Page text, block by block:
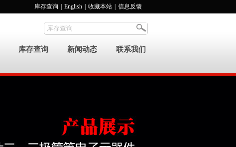
库存查询 English 收藏本站 信息反馈
库存查询 新闻动态 联系我们